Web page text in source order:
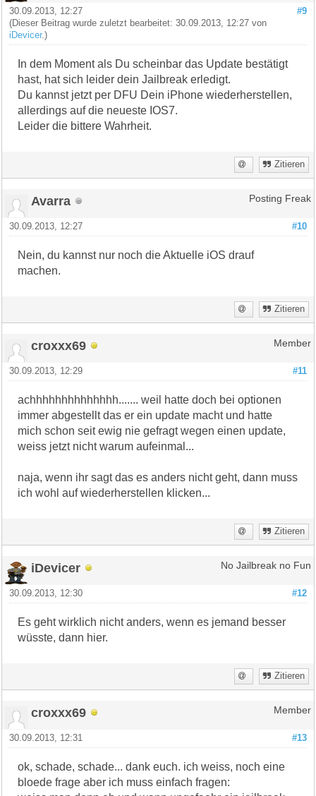
#9
30.09.2013, 12:27
(Dieser Beitrag wurde zuletzt bearbeitet: 30.09.2013, 12:27 von
iDevicer.)
In dem Moment als Du scheinbar das Update bestätigt
hast, hat sich leider dein Jailbreak erledigt.
Du kannst jetzt per DFU Dein iPhone wiederherstellen,
allerdings auf die neueste IOS7.
Leider die bittere Wahrheit.
Zitieren
Avarra Posting Freak
#10
30.09.2013, 12:27
Nein, du kannst nur noch die Aktuelle iOS drauf
machen.
Zitieren
croxxx69 Member
#11
30.09.2013, 12:29
achhhhhhhhhhhhhh....... weil hatte doch bei optionen
immer abgestellt das er ein update macht und hatte
mich schon seit ewig nie gefragt wegen einen update,
weiss jetzt nicht warum aufeinmal...
naja, wenn ihr sagt das es anders nicht geht, dann muss
ich wohl auf wiederherstellen klicken...
Zitieren
iDevicer No Jailbreak no Fun
#12
30.09.2013, 12:30
Es geht wirklich nicht anders, wenn es jemand besser
wüsste, dann hier.
Zitieren
croxxx69 Member
#13
30.09.2013, 12:31
ok, schade, schade... dank euch. ich weiss, noch eine
bloede frage aber ich muss einfach fragen: